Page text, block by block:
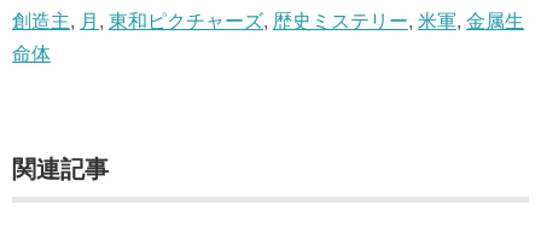
創造主, 月 , 東和ピクチャーズ, 歴史ミステリー, 米軍, 金属生
命体
関連記事